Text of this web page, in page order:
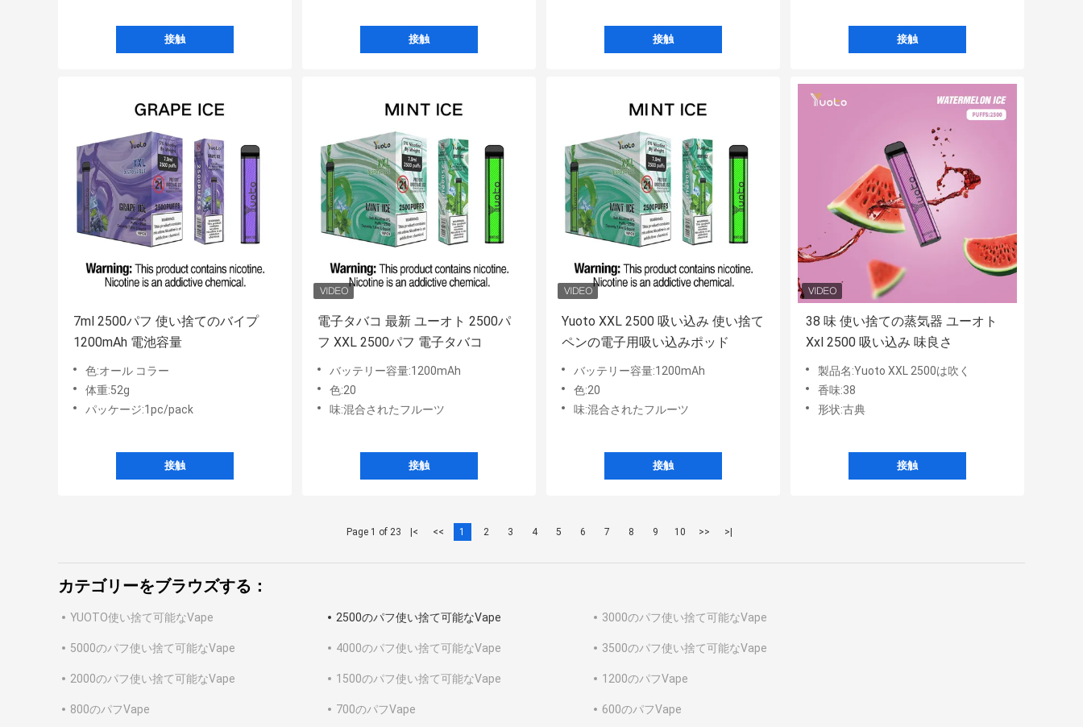
接触 接触 接触 接触
7ml 2500パフ 使い捨てのバイプ
1200mAh 電池容量
色:オール コラー
体重:52g
パッケージ:1pc/pack
接触
電子タバコ 最新 ユーオト 2500パ
フ XXL 2500パフ 電子タバコ
バッテリー容量:1200mAh
色:20
味:混合されたフルーツ
接触
Yuoto XXL 2500 吸い込み 使い捨て
ペンの電子用吸い込みポッド
バッテリー容量:1200mAh
色:20
味:混合されたフルーツ
接触
38 味 使い捨ての蒸気器 ユーオト
Xxl 2500 吸い込み 味良さ
製品名:Yuoto XXL 2500は吹く
香味:38
形状:古典
接触
Page 1 of 23 |< << 1 2 3 4 5 6 7 8 9 10 >> >|
カテゴリーをブラウズする：
YUOTO使い捨て可能なVape 2500のパフ使い捨て可能なVape 3000のパフ使い捨て可能なVape
5000のパフ使い捨て可能なVape 4000のパフ使い捨て可能なVape 3500のパフ使い捨て可能なVape
2000のパフ使い捨て可能なVape 1500のパフ使い捨て可能なVape 1200のパフVape
800のパフVape 700のパフVape 600のパフVape